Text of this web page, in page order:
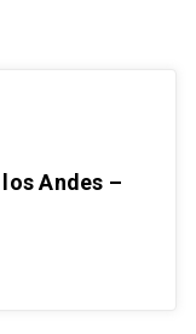
Andes –